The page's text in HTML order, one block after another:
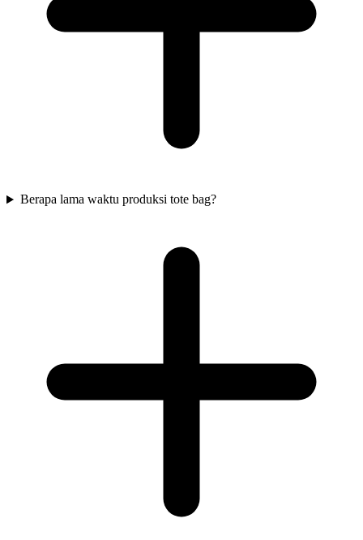
Berapa lama waktu produksi tote bag?